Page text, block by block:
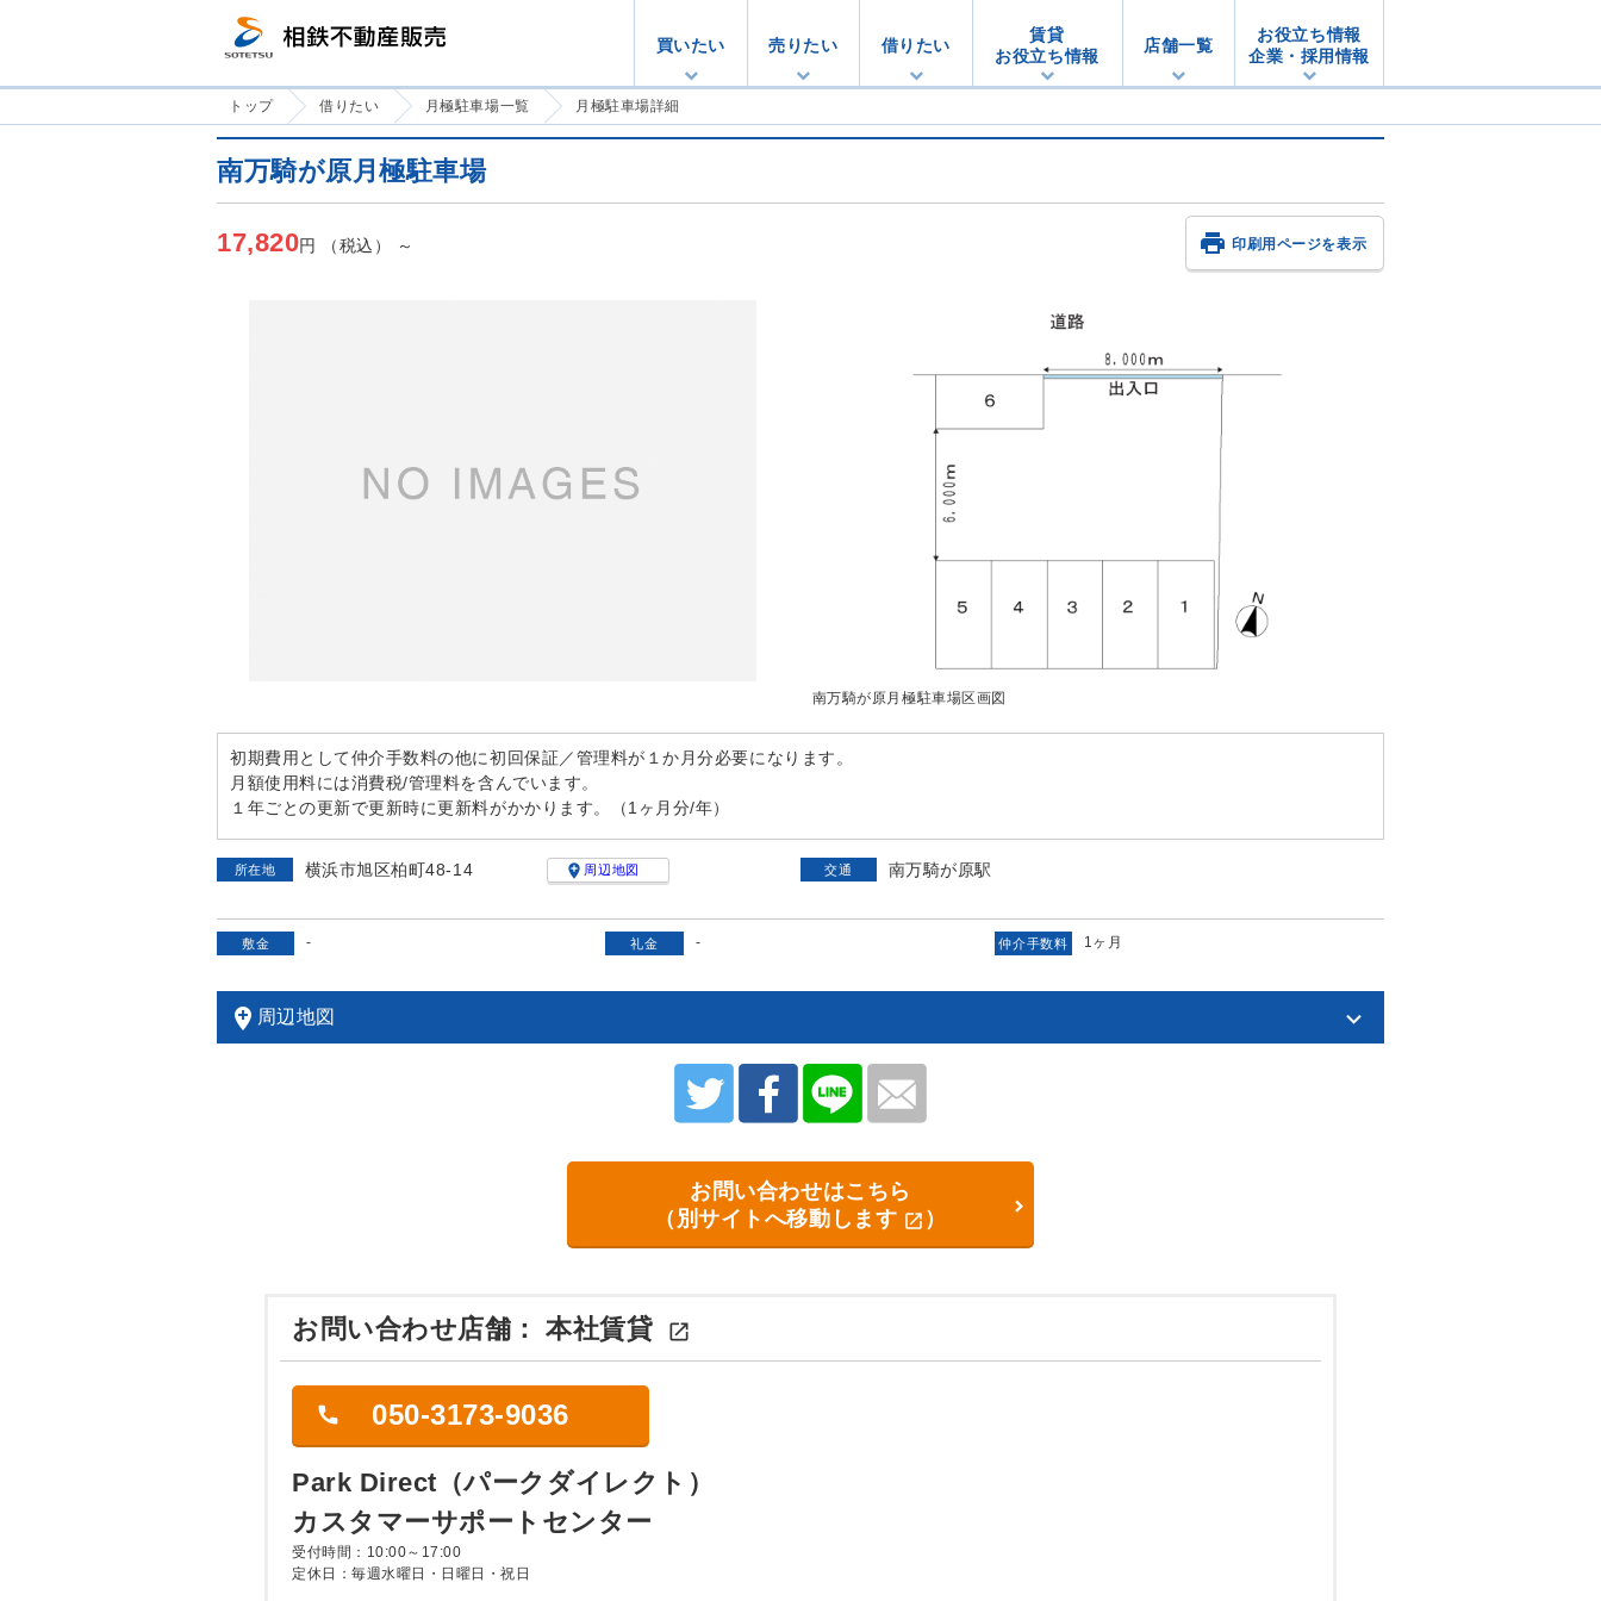
買いたい 売りたい 借りたい
賃貸
お役立ち情報
店舗一覧
お役立ち情報
企業・採用情報
トップ 借りたい 月極駐車場一覧 月極駐車場詳細
南万騎が原月極駐車場
17,820円 （税込） ～  印刷用ページを表示
南万騎が原月極駐車場区画図
初期費用として仲介手数料の他に初回保証／管理料が１か月分必要になります。
月額使用料には消費税/管理料を含んでいます。
１年ごとの更新で更新時に更新料がかかります。（1ヶ月分/年）
所在地 横浜市旭区柏町48-14 add_location周辺地図 交通 南万騎が原駅
敷金 - 礼金 - 仲介手数料 1ヶ月
add_location 周辺地図
お問い合わせはこちら
（別サイトへ移動します  ）
お問い合わせ店舗：本社賃貸 
050-3173-9036
Park Direct（パークダイレクト）
カスタマーサポートセンター
受付時間：10:00～17:00
定休日：毎週水曜日・日曜日・祝日